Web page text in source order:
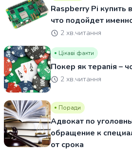
Raspberry Pi купить
что подойдет
2 хв.читання
Цікаві факти
Покер як терапія –
2 хв.читання
Поради
Адвокат по
обращение к
от срока